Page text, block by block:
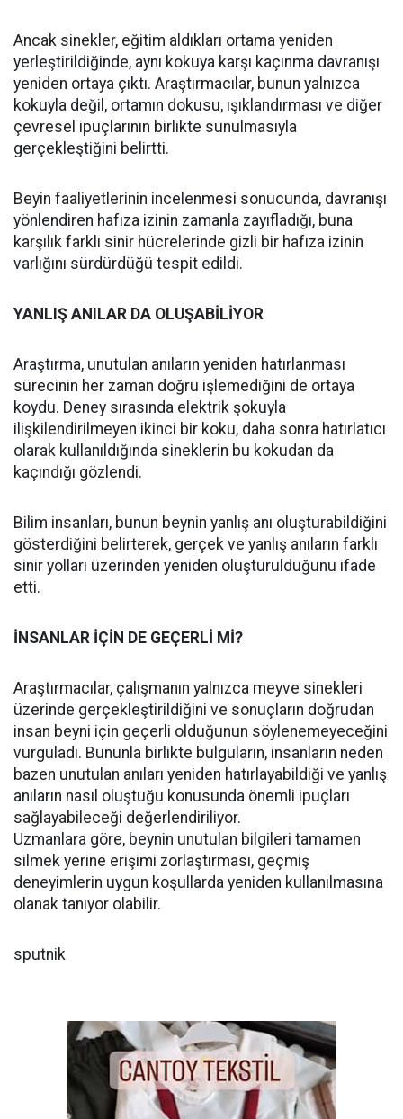
Ancak sinekler, eğitim aldıkları ortama yeniden
yerleştirildiğinde, aynı kokuya karşı kaçınma davranışı
yeniden ortaya çıktı. Araştırmacılar, bunun yalnızca
kokuyla değil, ortamın dokusu, ışıklandırması ve diğer
çevresel ipuçlarının birlikte sunulmasıyla
gerçekleştiğini belirtti.
Beyin faaliyetlerinin incelenmesi sonucunda, davranışı
yönlendiren hafıza izinin zamanla zayıfladığı, buna
karşılık farklı sinir hücrelerinde gizli bir hafıza izinin
varlığını sürdürdüğü tespit edildi.
YANLIŞ ANILAR DA OLUŞABİLİYOR
Araştırma, unutulan anıların yeniden hatırlanması
sürecinin her zaman doğru işlemediğini de ortaya
koydu. Deney sırasında elektrik şokuyla
ilişkilendirilmeyen ikinci bir koku, daha sonra hatırlatıcı
olarak kullanıldığında sineklerin bu kokudan da
kaçındığı gözlendi.
Bilim insanları, bunun beynin yanlış anı oluşturabildiğini
gösterdiğini belirterek, gerçek ve yanlış anıların farklı
sinir yolları üzerinden yeniden oluşturulduğunu ifade
etti.
İNSANLAR İÇİN DE GEÇERLİ Mİ?
Araştırmacılar, çalışmanın yalnızca meyve sinekleri
üzerinde gerçekleştirildiğini ve sonuçların doğrudan
insan beyni için geçerli olduğunun söylenemeyeceğini
vurguladı. Bununla birlikte bulguların, insanların neden
bazen unutulan anıları yeniden hatırlayabildiği ve yanlış
anıların nasıl oluştuğu konusunda önemli ipuçları
sağlayabileceği değerlendiriliyor.
Uzmanlara göre, beynin unutulan bilgileri tamamen
silmek yerine erişimi zorlaştırması, geçmiş
deneyimlerin uygun koşullarda yeniden kullanılmasına
olanak tanıyor olabilir.
sputnik